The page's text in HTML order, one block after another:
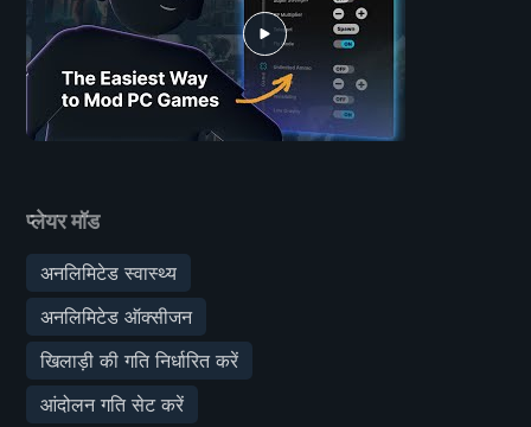
प्लेयर मॉड
अनलिमिटेड स्वास्थ्य
अनलिमिटेड ऑक्सीजन
खिलाड़ी की गति निर्धारित करें
आंदोलन गति सेट करें